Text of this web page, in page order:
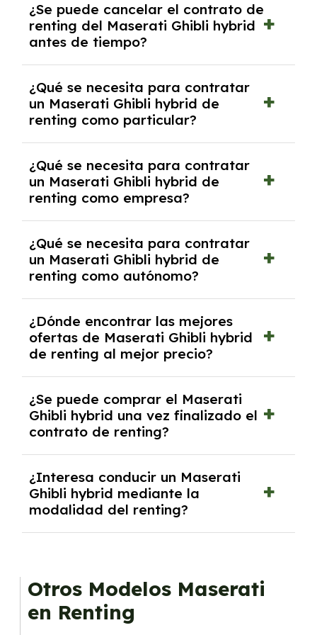
tendrás que pagar ningún tipo de entrada
salvo en casos que lo exija el proveedor
debido al resultado del estudio de viabilidad
económica.
¿Se puede cancelar el contrato de
renting del Maserati Ghibli hybrid
antes de tiempo?
pero puede haber penalizaciones por
cancelación anticipada. Es importante revisar
las condiciones del contrato y hablar con un
experto que te asesore.
¿Qué se necesita para contratar
un Maserati Ghibli hybrid de
renting como particular?
y, en algunos casos, una consulta de solvencia
crediticia y un pago inicial.
¿Qué se necesita para contratar
un Maserati Ghibli hybrid de
renting como empresa?
documentación financiera y, en algunos
casos, un informe de solvencia de la empresa
y un pago inicial.
¿Qué se necesita para contratar
un Maserati Ghibli hybrid de
renting como autónomo?
autónomos, justificante de ingresos y, en
algunos casos, un informe fiscal y un pago
inicial.
¿Dónde encontrar las mejores
ofertas de Maserati Ghibli hybrid
de renting al mejor precio?
mejores ofertas de vehículos de renting con
todos los gastos incluidos y sin pagar
entradas.
¿Se puede comprar el Maserati
Ghibli hybrid una vez finalizado el
contrato de renting?
renting se puede adquirir el coche. En este
caso tendrán que analizar los años, la
cantidad de kilómetros recorridos y el coste
del mercado actual.
¿Interesa conducir un Maserati
Ghibli hybrid mediante la
modalidad del renting?
gusta cambiar de coche cada pocos años.
Otros Modelos Maserati
en Renting